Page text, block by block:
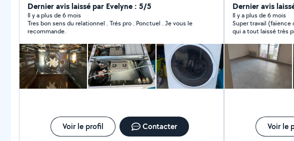
Indesit , Haier etc . déplacements diagnostic et peut-
être réparation Mode de règlement : Espère ,virement
express Wero je ne prends plus les chèques) s'il y a une
ou des pièces à changer elles sont à votre charge . (je
ne fais pas le frigorifique ) Je vend une prestation de
qualité et pas un prix Cordialement. Laurent Si besoin,
vous trouverez mon Numéro de téléphone dans mon
profil en haut à droite
Dernier avis laissé par Evelyne : 5/5
Il y a plus de 6 mois
Tres bon sens du relationnel . Trés pro . Ponctuel . Je vous le
recommande.
Voir le profil Contacter
éventuellement
Merci pour vos
Dernier avis
Il y a plus de 6 mois
Super travail (faïence
qui a tout laissé très
Voir le